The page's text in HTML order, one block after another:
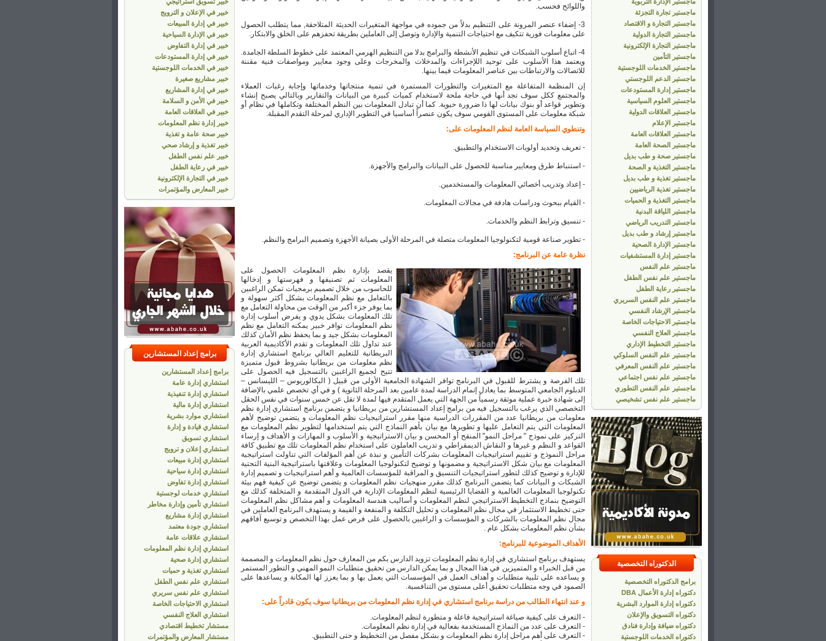
خبير في الإعلان و الترويج
خبير في إدارة المبيعات
خبير في الإدارة السياحية
خبير في إدارة التفاوض
خبير في إدارة المستودعات
خبير في الخدمات اللوجستية
خبير مشاريع صغيرة
خبير في إدارة المشاريع
خبير في الأمن و السلامة
خبير في العلاقات العامة
خبير إدارة نظم المعلومات
خبير صحة عامة و تغذية
خبير تغذية و إرشاد صحي
خبير علم نفس الطفل
خبير في رعاية الطفل
خبير في التجارة الإلكترونية
خبير المعارض والمؤتمرات
برامج إعداد المستشارين
برامج إعداد المستشارين
استشاري إدارة عامة
استشاري إدارة تنفيذية
استشاري إدارة مالية
استشاري موارد بشرية
استشاري قيادة و إدارة
استشاري تسويق
استشاري إعلان و ترويج
استشاري إدارة مبيعات
استشاري إدارة سياحية
استشاري إدارة تفاوض
استشاري خدمات لوجستية
استشاري تأمين وإدارة مخاطر
استشاري إدارة مشاريع
استشاري جودة معتمد
استشاري علاقات عامة
استشاري إدارة نظم المعلومات
استشاري إدارة صحية
استشاري تغذية و حميات
استشاري علم نفس الطفل
استشاري علم نفس سريري
استشاري الاحتياجات الخاصة
استشاري العلاج النفسي
مستشار تخطيط اقتصادي
مستشار المعارض والمؤتمرات
واللوائح فحسب.
3- إضفاء عنصر المرونة على التنظيم بدلاً من جموده في مواجهة المتغيرات الحديثة المتلاحقة, مما يتطلب الحصول
على معلومات فورية تتكيف مع احتياجات التنمية والإدارة وتوصل إلى العاملين بطريقة تحفزهم على الخلق والابتكار.
4- اتباع أسلوب الشبكات في تنظيم الأنشطة والبرامج بدلا من التنظيم الهرمي المعتمد على خطوط السلطة الجامدة.
ويعتمد هذا الأسلوب على توحيد اللإجراءات والمدخلات والمخرجات وعلى وجود معايير ومواصفات فنية مقننة
للاتصالات والارتباطات بين عناصر المعلومات فيما بينها.
إن المنظمة المتفاعلة مع المتغيرات والتطورات المستمرة في تنمية منتجاتها وخدماتها وإجابة رغبات العملاء
والمجتمع ككل سوف تجد أنها في حاجة ملحة لاستخدام كميات كبيرة من البيانات والتقارير وبالتالي يصبح إنشاء
وتطوير قواعد أو بنوك بيانات لها ذا ضرورة حيوية. كما أن تبادل المعلومات بين النظم المختلفة وتكاملها في نظام أو
شبكة معلومات على المستوى القومي سوف يكون عنصراً أساسيا في التطوير الإداري لمرحلة التقدم المقبلة.
وتنطوي السياسة العامة لنظم المعلومات على:
- تعريف وتحديد أولويات الاستخدام والتطبيق.
- استنباط طرق ومعايير مناسبة للحصول على البيانات والبرامج والأجهزة.
- إعداد وتدريب أخصائي المعلومات والمستخدمين.
- القيام ببحوث ودراسات هادفة في مجالات المعلومات.
- تنسيق وترابط النظم والخدمات.
- تطوير صناعة قومية لتكنولوجيا المعلومات متصلة في المرحلة الأولى بصيانة الأجهزة وتصميم البرامج والنظم.
نظرة عامة عن البرنامج:
يقصد بإدارة نظم المعلومات الحصول على
المعلومات ثم تصنيفها و فهرستها و إدخالها
للحاسوب من خلال تصميم برمجيات تمكن الراغبين
بالتعامل مع نظم المعلومات بشكل أكثر سهولة و
بما يوفر جزء أكبر من الوقت من محاولة التعامل مع
تلك المعلومات بشكل يدوي و يفرض أسلوب إدارة
نظم المعلومات توافر خبير يمكنه التعامل مع نظم
المعلومات بشكل جيد و بما يحفظ نظم الأمان كذلك
عند تداول تلك المعلومات و تقدم الأكاديمية العربية
البريطانية للتعليم العالي برنامج استشاري إدارة
نظم معلومات من بريطانيا بشروط قبول متميزة
تتيح لجميع الراغبين بالتسجيل فيه الحصول على
تلك الفرصة و يشترط للقبول في البرنامج توافر الشهادة الجامعية الأولى من قبيل ( البكالوريوس – الليسانس –
الدبلوم الجامعي المتوسط بما يعادل إتمام الدراسة لمدة عامين بعد المرحلة الثانوية ) و في أي تخصص علمي بالإضافة
إلى شهادة خبرة عملية موثقة رسمياً من الجهة التي يعمل المتقدم فيها لمدة لا تقل عن خمس سنوات في نفس الحقل
التخصصي الذي يرغب بالتسجيل فيه من برامج إعداد المستشارين من بريطانيا و يتضمن برنامج استشاري إدارة نظم
معلومات من بريطانيا عدد من المقررات الدراسية منها مقرر استراتيجيات نظم المعلومات و يتضمن توضيح لأهم
المعلومات التي يتم التعامل عليها و تطويرها مع بيان بأهم النماذج التي يتم استخدامها لتطوير نظم المعلومات مع
التركيز على نموذج " مراحل النمو" المنقح أو المحسن و بيان الاستراتيجية و الأسلوب و المهارات و الأهداف و إرساء
القواعد و النظم و غيرها و النقاش الديمقراطي و تدريب العاملون على استخدام نظم المعلومات تلك مع تطبيق كافة
مراحل النموذج و تقييم استراتيجيات المعلومات بشركات التأمين و نبذة عن أهم المؤلفات التي تناولت استراتيجية
المعلومات مع بيان شكل الاستراتيجية و مضمونها و توضيح لتكنولوجيا المعلومات وعلاقتها باستراتيجية البنية التحتية
للإدارة و توضيح كذلك لتطور استراتيجيات التنسيق و المراقبة للمؤسسات العالمية و أهم استراتيجيات و تصميم إدارة
الشبكات و البيانات كما يتضمن البرنامج كذلك مقرر منهجيات نظم المعلومات و يتضمن توضيح عن كيفية فهم بيئة
تكنولوجيا المعلومات العالمية و القضايا الرئيسية لنظم المعلومات الإدارية في الدول المتقدمة و المتخلفة كذلك مع
التوضيح بنماذج التخطيط الاستراتيجي لنظم المعلومات و أساليب هندسة المعلومات و أهم مشاكل نظم المعلومات
حتى تخطيط الاستثمار في مجال نظم المعلومات و تحليل التكلفة و المنفعة و القيمة و يستهدف البرنامج العاملين في
مجال نظم المعلومات بالشركات و المؤسسات و الراغبين بالحصول على فرص عمل بهذا التخصص و توسيع آفاقهم
بشأن نظم المعلومات بشكل عام .
الأهداف الموضوعية للبرنامج:
يستهدف برنامج استشاري في إدارة نظم المعلومات تزويد الدارس بكم من المعارف حول نظم المعلومات و المصممة
من قبل الخبراء و المتميزين في هذا المجال و بما يمكن الدارس من تحقيق متطلبات النمو المهني و التطور المستمر
و يساعده على تلبية متطلبات و أهداف العمل في المؤسسات التي يعمل بها و بما يعزز لها المكانة و يساعدها على
الصمود في وجه متطلبات تحقيق أعلى مستوى من التنافسية.
و عند انتهاء الطالب من دراسة برنامج استشاري في إدارة نظم المعلومات من بريطانيا سوف يكون قادراً على:
- التعرف على كيفية صياغة استراتيجية فاعلة و متطورة لنظم المعلومات.
- التعرف على عدد من النماذج المستخدمة بفعالية في إدارة نظم المعلومات.
- التعرف على أهم مراحل إدارة نظم المعلومات و بشكل مفصل من التخطيط و حتى التطبيق.
ماجستير تجارة التجزئة
ماجستير التجارة و الاقتصاد
ماجستير التجارة الدولية
ماجستير التجارة الإلكترونية
ماجستير التأمين
ماجستير الخدمات اللوجستية
ماجستير الدعم اللوجستي
ماجستير إدارة المستودعات
ماجستير العلوم السياسية
ماجستير العلاقات الدولية
ماجستير الإعلام
ماجستير العلاقات العامة
ماجستير الصحة العامة
ماجستير صحة و طب بديل
ماجستير التغذية و الصحة
ماجستير تغذية و طب بديل
ماجستير تغذية الرياضيين
ماجستير التغذية و الحميات
ماجستير اللياقة البدنية
ماجستير التدريب الرياضي
ماجستير إرشاد و طب بديل
ماجستير الإدارة الصحية
ماجستير إدارة المستشفيات
ماجستير علم النفس
ماجستير علم نفس الطفل
ماجستير رعاية الطفل
ماجستير علم النفس السريري
ماجستير الإرشاد النفسي
ماجستير الاحتياجات الخاصة
ماجستير العلاج النفسي
ماجستير التخطيط الإداري
ماجستير علم النفس السلوكي
ماجستير علم النفس المعرفي
ماجستير علم نفس اجتماعي
ماجستير علم النفس التطوري
ماجستير علم نفس تشخيصي
الدكتوراه التخصصية
برامج الدكتوراه التخصصية
دكتوراه إدارة الأعمال DBA
دكتوراه إدارة الموارد البشرية
دكتوراه التسويق والإعلان
دكتوراه ضيافة وإدارة فنادق
دكتوراه الخدمات اللوجستية